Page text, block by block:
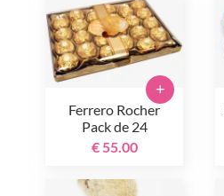
Ferrero Rocher
Pack de 24
€ 55.00
+